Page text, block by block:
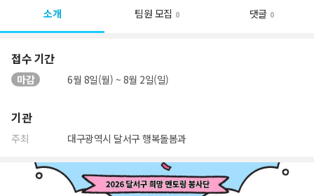
소개 팀원 모집 0 댓글 0
접수 기간
마감 6월 8일(월) ~ 8월 2일(일)
기관
주최 대구광역시 달서구 행복돌봄과